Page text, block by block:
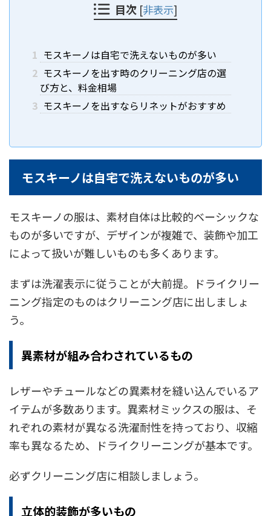
目次 [非表示]
1 モスキーノは自宅で洗えないものが多い
2 モスキーノを出す時のクリーニング店の選
び方と、料金相場
3 モスキーノを出すならリネットがおすすめ
モスキーノは自宅で洗えないものが多い
モスキーノの服は、素材自体は比較的ベーシックな
ものが多いですが、デザインが複雑で、装飾や加工
によって扱いが難しいものも多くあります。
まずは洗濯表示に従うことが大前提。ドライクリー
ニング指定のものはクリーニング店に出しましょ
う。
異素材が組み合わされているもの
レザーやチュールなどの異素材を縫い込んでいるア
イテムが多数あります。異素材ミックスの服は、そ
れぞれの素材が異なる洗濯耐性を持っており、収縮
率も異なるため、ドライクリーニングが基本です。
必ずクリーニング店に相談しましょう。
立体的装飾が多いもの